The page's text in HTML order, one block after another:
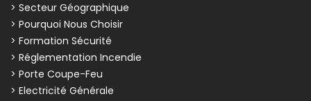
> Secteur Géographique
> Pourquoi Nous Choisir
> Formation Sécurité
> Réglementation Incendie
> Porte Coupe-Feu
> Electricité Générale